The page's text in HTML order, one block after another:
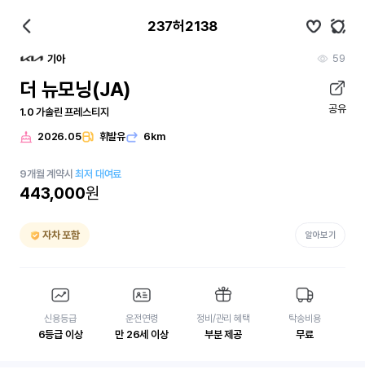
237허2138
기아 59
더 뉴모닝(JA)
1.0 가솔린 프레스티지 공유
2026.05 휘발유 6km
9개월 계약시최저 대여료
443,000원
자차 포함 알아보기
신용등급
6등급 이상
운전연령
만 26세 이상
정비/관리 혜택
부분 제공
탁송비용
무료